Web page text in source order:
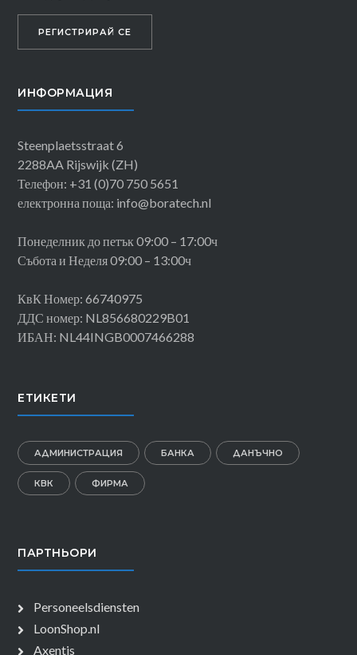
РЕГИСТРИРАЙ СЕ
ИНФОРМАЦИЯ
Steenplaetsstraat 6
2288AA Rijswijk (ZH)
Телефон: +31 (0)70 750 5651
електронна поща: info@boratech.nl
Понеделник до петък 09:00 – 17:00ч
Събота и Неделя 09:00 – 13:00ч
КвК Номер: 66740975
ДДС номер: NL856680229B01
ИБАН: NL44INGB0007466288
ЕТИКЕТИ
АДМИНИСТРАЦИЯ БАНКА ДАНЪЧНО
КВК ФИРМА
ПАРТНЬОРИ
Personeelsdiensten
LoonShop.nl
Axentis